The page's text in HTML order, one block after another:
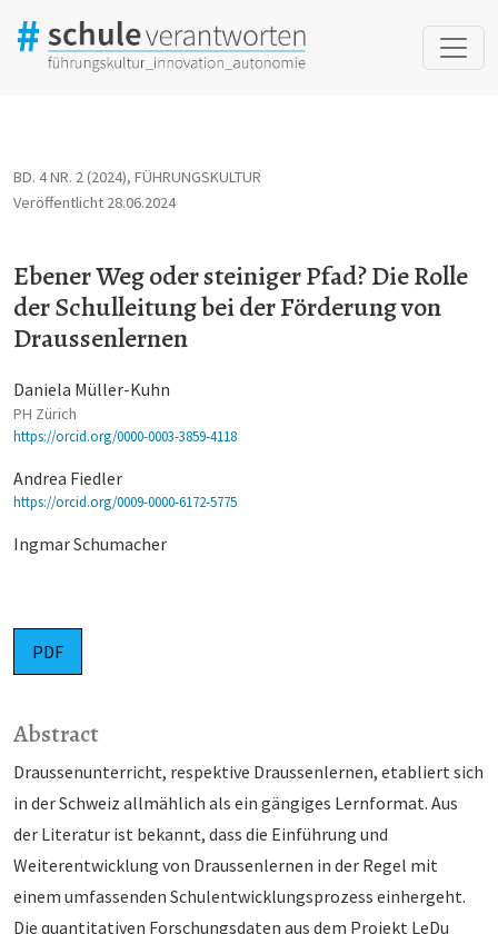
BD. 4 NR. 2 (2024), FÜHRUNGSKULTUR
Ebener Weg oder steiniger Pfad? Die Rolle
der Schulleitung bei der Förderung von
Draussenlernen
Veröffentlicht 28.06.2024
Daniela Müller-Kuhn
PH Zürich
https://orcid.org/0000-0003-3859-4118
Andrea Fiedler
https://orcid.org/0009-0000-6172-5775
Ingmar Schumacher
PDF
Abstract
Draussenunterricht, respektive Draussenlernen, etabliert sich
in der Schweiz allmählich als ein gängiges Lernformat. Aus
der Literatur ist bekannt, dass die Einführung und
Weiterentwicklung von Draussenlernen in der Regel mit
einem umfassenden Schulentwicklungsprozess einhergeht.
Die quantitativen Forschungsdaten aus dem Projekt LeDu